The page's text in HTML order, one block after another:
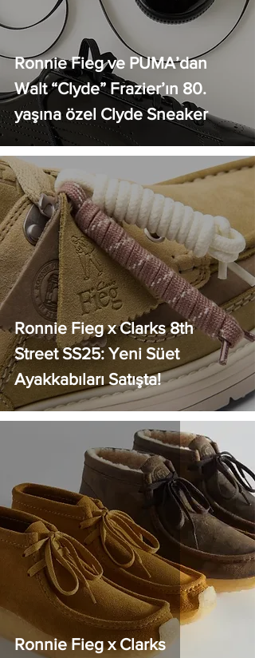
Ronnie Fieg ve PUMA’dan
Walt “Clyde” Frazier’ın 80.
yaşına özel Clyde Sneaker
Ronnie Fieg x Clarks 8th
Street SS25: Yeni Süet
Ayakkabıları Satışta!
Ronnie Fieg x Clarks